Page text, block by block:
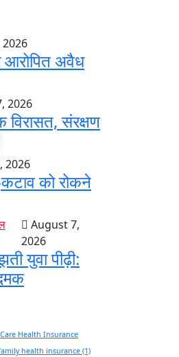
आरोपित अवैध
2026
विरासत, संरक्षण
2026
को रोकने
August 7,
2026
युवा पीढ़ी:
Care Health Insurance
health insurance (1)